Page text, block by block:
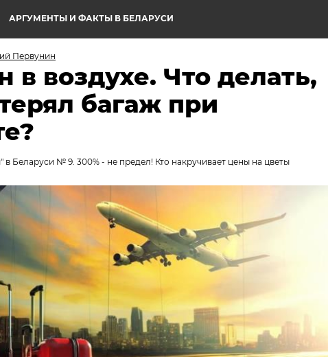
АРГУМЕНТЫ И ФАКТЫ В БЕЛАРУСИ
Первунин
в воздухе. Что делать,
багаж при
в Беларуси № 9. 300% - не предел! Кто накручивает цены на цветы